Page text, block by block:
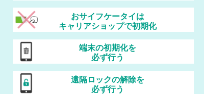
おサイフケータイは
キャリアショップで初期化
端末の初期化を
必ず行う
遠隔ロックの解除を
必ず行う